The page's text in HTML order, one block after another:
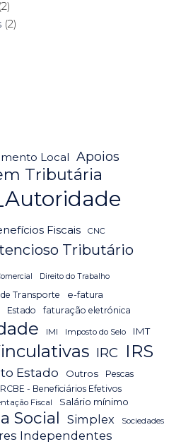
(2)
(2)
Local
Apoios
Tributária
Fiscais CNC
Tributário
Direito do Trabalho
Transporte e-fatura
Estado faturação eletrónica
IMI Imposto do Selo IMT
IRC IRS
Estado Outros Pescas
RCBE - Beneficiários Efetivos
Fiscal
Salário mínimo
Social Simplex
Sociedades
Independentes